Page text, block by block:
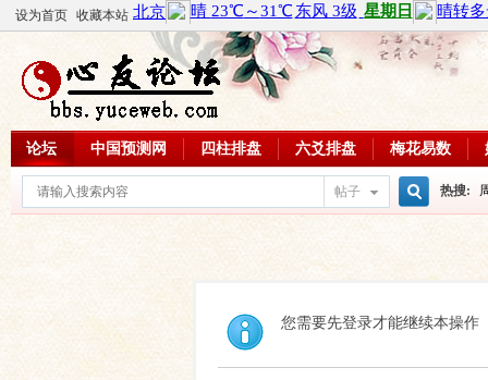
设为首页 收藏本站
论坛 中国预测网 四柱排盘 六爻排盘 梅花易数
帖子
索
热搜:
周易教
每日一
您需要先登录才能继续本操作